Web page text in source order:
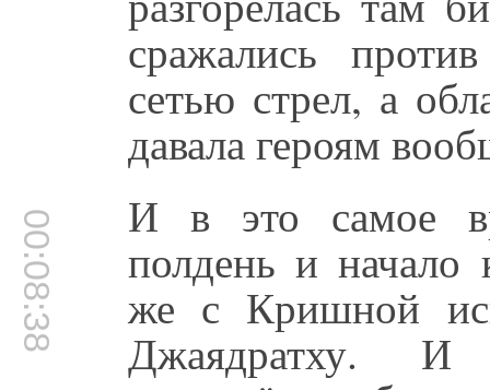
сражались
сетью стрел, а
давала героям
00:08:38 И в это самое
полдень и начало
же с Кришной
Джаядратху. И